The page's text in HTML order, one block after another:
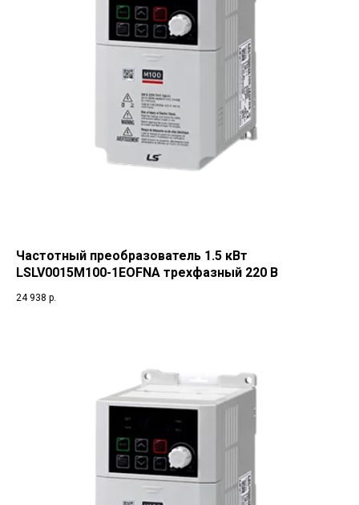
Частотный преобразователь 1.5 кВт
LSLV0015M100-1EOFNA трехфазный 220 В
24 938 р.